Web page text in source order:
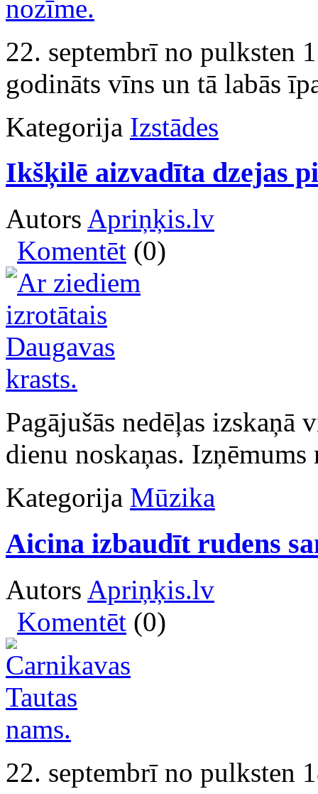
22. septembrī no pulksten
godināts vīns un tā labās
Kategorija Izstādes
Ikšķilē aizvadīta dzejas
Autors Apriņķis.lv
Komentēt (0)
Pagājušās nedēļas
dienu noskaņas.
Kategorija Mūzika
Aicina izbaudīt rudens
Autors Apriņķis.lv
Komentēt (0)
22. septembrī no pulksten